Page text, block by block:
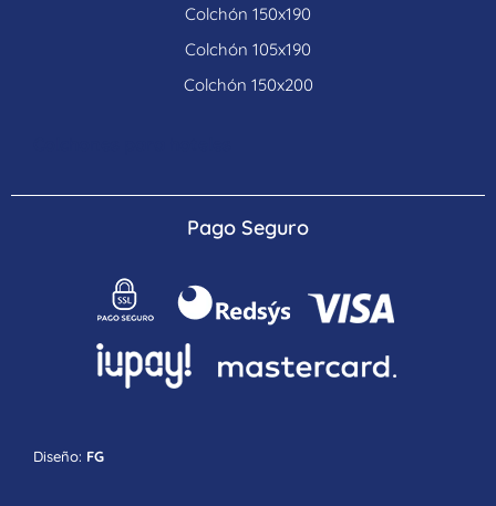
Colchón 150x190
Colchón 105x190
Colchón 150x200
Pago Seguro
Diseño: FG